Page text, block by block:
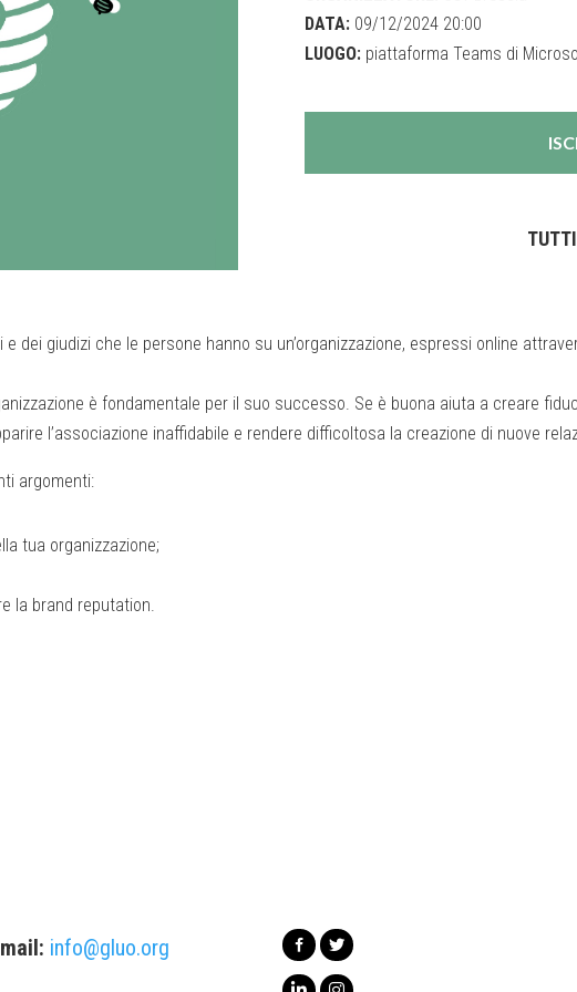
DATA:09/12/2024 20:00
LUOGO:piattaforma Teams di
e dei giudizi che le persone hanno su un’organizzazione, espressi online
è fondamentale per il suo successo. Se è buona aiuta a creare
l’associazione inaffidabile e rendere difficoltosa la creazione di nuove
argomenti:
tua organizzazione;
la brand reputation.
info@gluo.org